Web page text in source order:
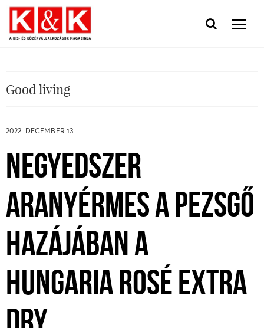
Good living
2022. DECEMBER 13.
NEGYEDSZER
ARANYÉRMES A PEZSGŐ
HAZÁJÁBAN A
HUNGARIA ROSÉ EXTRA